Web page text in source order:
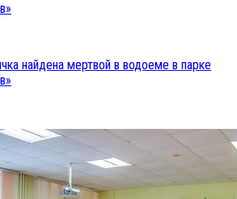
найдена мертвой в водоеме в парке